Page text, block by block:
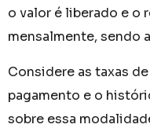
o valor é liberado e o
mensalmente, sendo
Considere as taxas
pagamento e o
sobre essa